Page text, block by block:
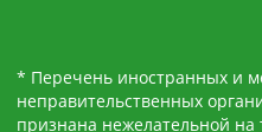
* Перечень иностранных и
неправительственных
признана нежелательной на